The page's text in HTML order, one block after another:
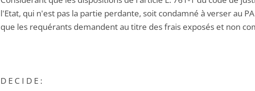
l'Etat, qui n'est pas la partie perdante, soit condamné à verser au
que les requérants demandent au titre des frais exposés et non
D E C I D E :